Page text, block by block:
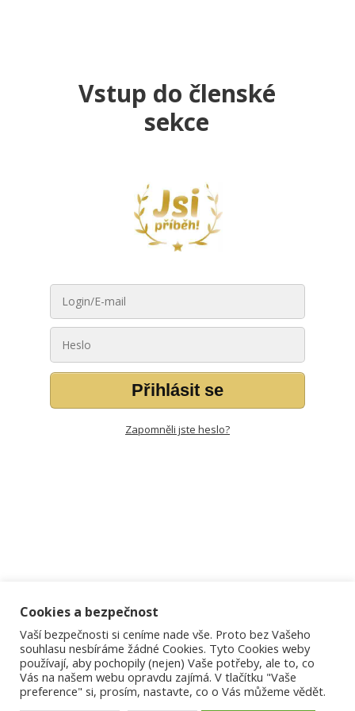
Vstup do členské
sekce
Přihlásit se
Zapomněli jste heslo?
Cookies a bezpečnost
Vaší bezpečnosti si ceníme nade vše. Proto bez Vašeho
souhlasu nesbíráme žádné Cookies. Tyto Cookies weby
používají, aby pochopily (nejen) Vaše potřeby, ale to, co
Vás na našem webu opravdu zajímá. V tlačítku "Vaše
preference" si, prosím, nastavte, co o Vás můžeme vědět.